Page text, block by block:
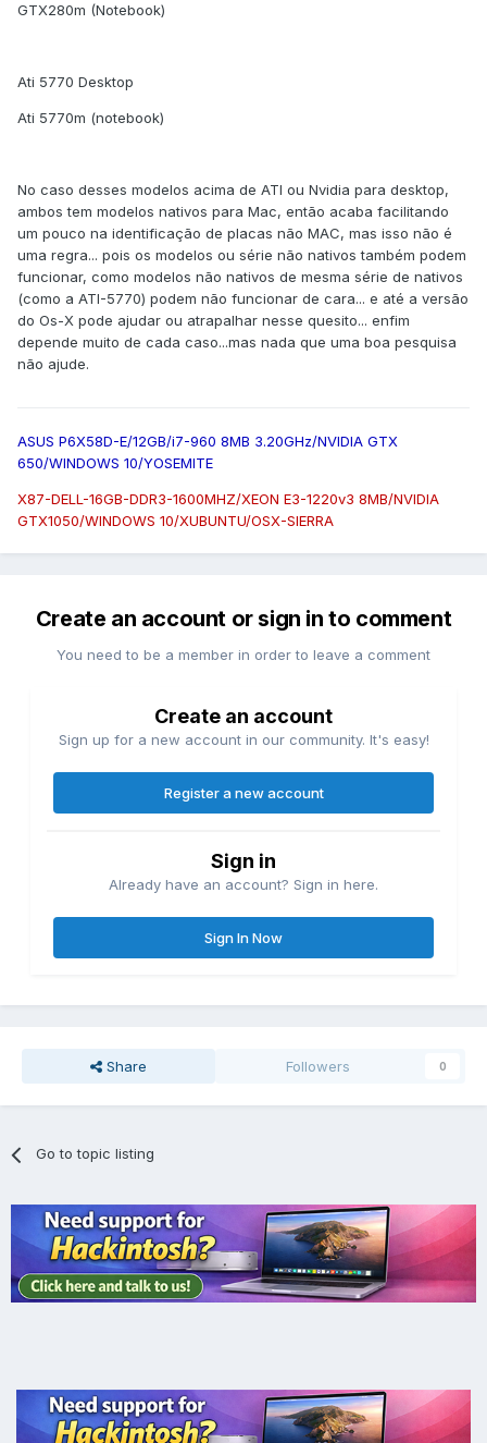
GTX280m (Notebook)
Ati 5770 Desktop
Ati 5770m (notebook)
No caso desses modelos acima de ATI ou Nvidia para desktop,
ambos tem modelos nativos para Mac, então acaba facilitando
um pouco na identificação de placas não MAC, mas isso não é
uma regra... pois os modelos ou série não nativos também podem
funcionar, como modelos não nativos de mesma série de nativos
(como a ATI-5770) podem não funcionar de cara... e até a versão
do Os-X pode ajudar ou atrapalhar nesse quesito... enfim
depende muito de cada caso...mas nada que uma boa pesquisa
não ajude.
ASUS P6X58D-E/12GB/i7-960 8MB 3.20GHz/NVIDIA GTX
650/WINDOWS 10/YOSEMITE
X87-DELL-16GB-DDR3-1600MHZ/XEON E3-1220v3 8MB/NVIDIA
GTX1050/WINDOWS 10/XUBUNTU/OSX-SIERRA
Create an account or sign in to comment
You need to be a member in order to leave a comment
Create an account
Sign up for a new account in our community. It's easy!
Register a new account
Sign in
Already have an account? Sign in here.
Sign In Now
Share Followers 0
Go to topic listing